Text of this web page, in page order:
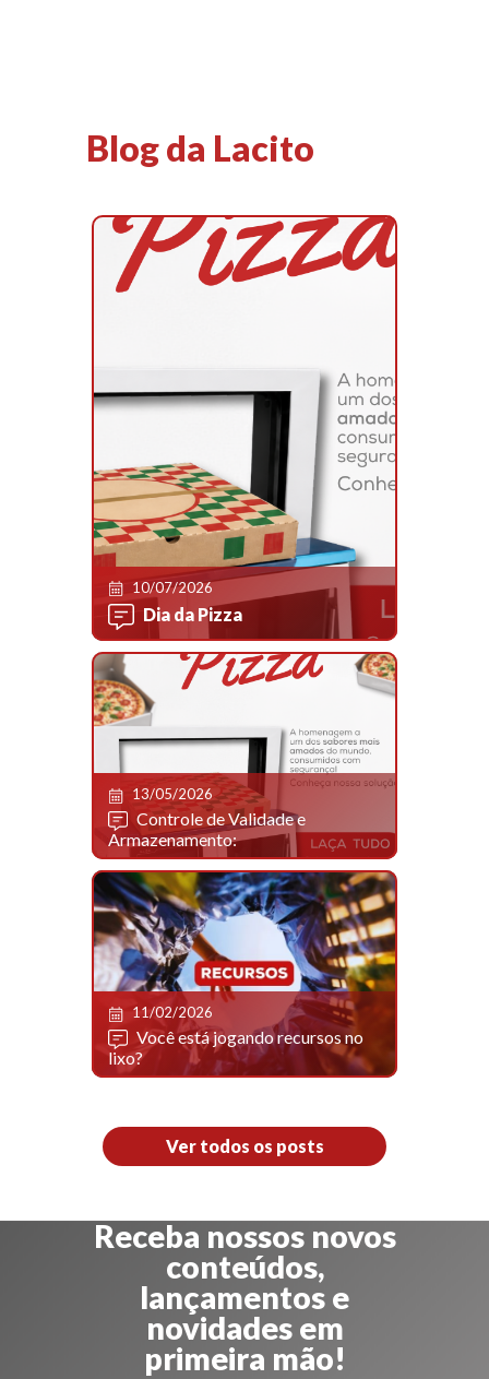
Blog da Lacito
10/07/2026
Dia da Pizza
13/05/2026
Controle de Validade e
Armazenamento:
11/02/2026
Você está jogando recursos no
lixo?
Ver todos os posts
Receba nossos novos
conteúdos,
lançamentos e
novidades em
primeira mão!